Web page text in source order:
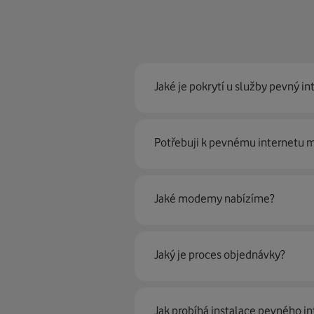
Jaké je pokrytí u služby pevný
Pevný internet můžeme
Potřebuji k pevnému internetu
Ano, potřebujete. Rádi vám ho
poradí naši proškolení prodejci
Jaké modemy nabízíme?
Jaký je proces objednávky?
Krok jedna je určitě ověření
Jak probíhá instalace pevného